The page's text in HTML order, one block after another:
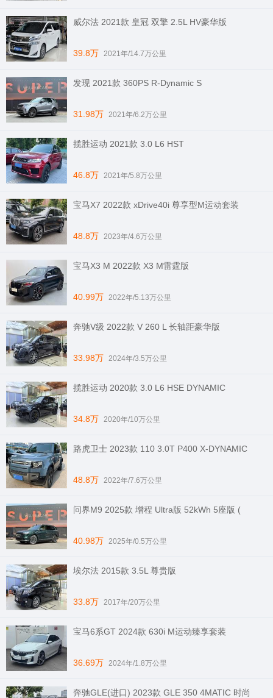
威尔法 2021款 皇冠 双擎 2.5L HV豪华版
39.8万 2021年/14.7万公里
发现 2021款 360PS R-Dynamic S
31.98万 2021年/6.2万公里
揽胜运动 2021款 3.0 L6 HST
46.8万 2021年/5.8万公里
宝马X7 2022款 xDrive40i 尊享型M运动套装
48.8万 2023年/4.6万公里
宝马X3 M 2022款 X3 M雷霆版
40.99万 2022年/5.13万公里
奔驰V级 2022款 V 260 L 长轴距豪华版
33.98万 2024年/3.5万公里
揽胜运动 2020款 3.0 L6 HSE DYNAMIC
34.8万 2020年/10万公里
路虎卫士 2023款 110 3.0T P400 X-DYNAMIC
48.8万 2022年/7.6万公里
问界M9 2025款 增程 Ultra版 52kWh 5座版 (
40.98万 2025年/0.5万公里
埃尔法 2015款 3.5L 尊贵版
33.8万 2017年/20万公里
宝马6系GT 2024款 630i M运动臻享套装
36.69万 2024年/1.8万公里
奔驰GLE(进口) 2023款 GLE 350 4MATIC 时尚